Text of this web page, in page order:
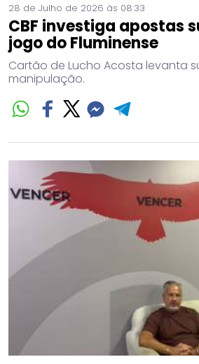
28 de Julho de 2026 às 08:33
CBF investiga apostas
jogo do Fluminense
Cartão de Lucho Acosta levanta
manipulação.